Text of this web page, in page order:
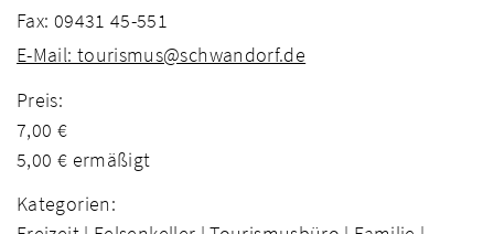
Fax: 09431 45-551
E-Mail: tourismus@schwandorf.de
Preis:
7,00 €
5,00 € ermäßigt
Kategorien: